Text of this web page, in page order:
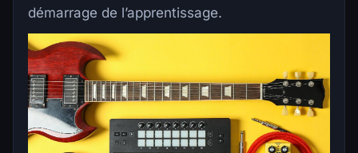
démarrage de l’apprentissage.